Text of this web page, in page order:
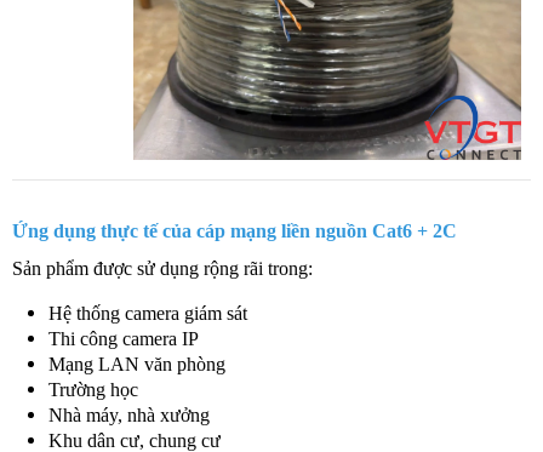
Ứng dụng thực tế của cáp mạng liền nguồn Cat6 + 2C
Sản phẩm được sử dụng rộng rãi trong:
Hệ thống camera giám sát
Thi công camera IP
Mạng LAN văn phòng
Trường học
Nhà máy, nhà xưởng
Khu dân cư, chung cư